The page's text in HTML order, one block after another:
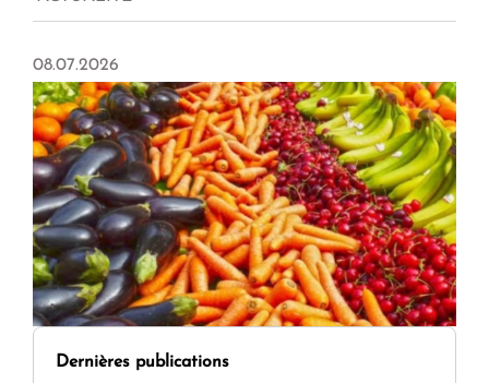
08.07.2026
Dernières publications